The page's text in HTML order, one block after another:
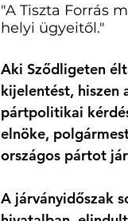
"A Tiszta Forrás
helyi ügyeitől."
Aki Sződligeten
kijelentést, hiszen
pártpolitikai
elnöke,
országos pártot
A járványidőszak